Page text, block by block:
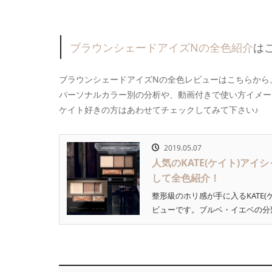
ブラウンシェードアイズNの全色紹介は
ブラウンシェードアイズNの全色レビューはこちらから
パーソナルカラー別の分析や、動画付きで使い方イメ
ケイト好きの方はあわせてチェックしてみて下さい♪
2019.05.07
人気のKATE(ケイト)アイ
して全色紹介！
整形級のホリ感が手に入る
ビューです。ブルベ・イエベの